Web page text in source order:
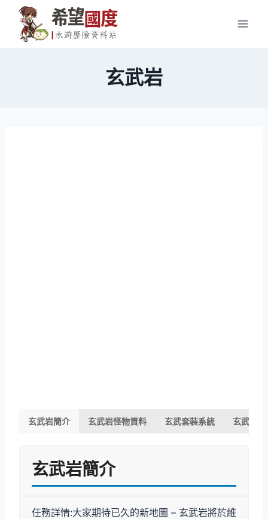
content
玄武岩
玄武岩簡介 玄武岩怪物資料 玄武套裝系統 玄武裝
玄武岩簡介
任務詳情:大家期待已久的新地圖 – 玄武岩將於維